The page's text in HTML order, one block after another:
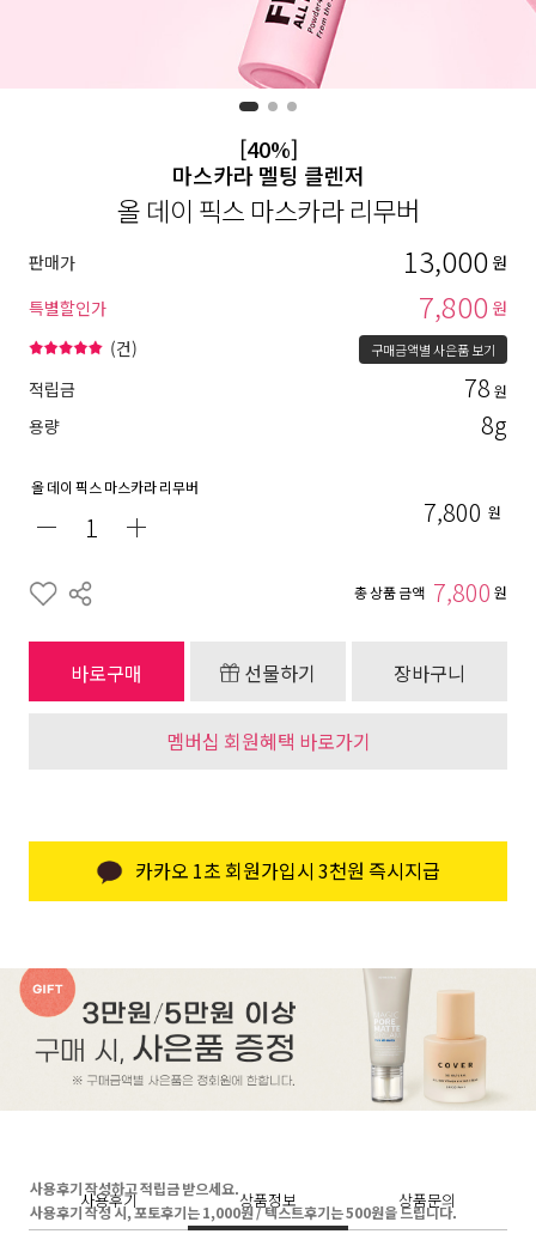
[40%]
마스카라 멜팅 클렌저
올 데이 픽스 마스카라 리무버
판매가 13,000 원
특별할인가
7,800 원
(건) 구매금액별 사은품 보기
적립금 78 원
용량 8g
올 데이 픽스 마스카라 리무버
7,800 원
총 상품 금액 7,800 원
바로구매 선물하기 장바구니
멤버십 회원혜택 바로가기
카카오 1초 회원가입시 3천원 즉시지급
사용후기 상품정보 상품문의
사용후기 작성하고 적립금 받으세요.
사용후기 작성 시, 포토후기는 1,000원 / 텍스트후기는 500원을 드립니다.